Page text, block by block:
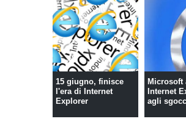
15 giugno, finisce
l'era di Internet
Explorer
Microsoft
Internet
agli